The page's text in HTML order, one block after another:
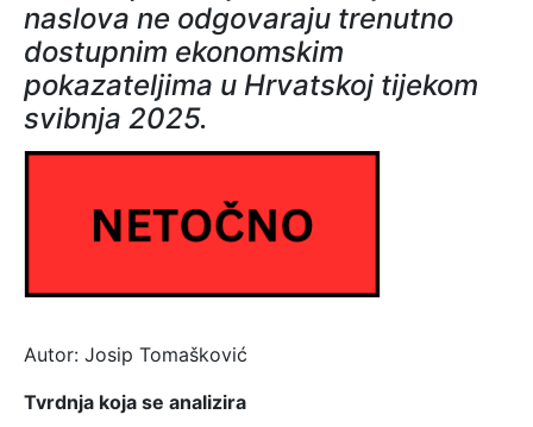
naslova ne odgovaraju trenutno
dostupnim ekonomskim
pokazateljima u Hrvatskoj tijekom
svibnja 2025.
Autor: Josip Tomašković
Tvrdnja koja se analizira